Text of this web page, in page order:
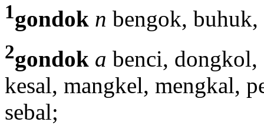
1gondok n bengok,
2gondok a benci,
kesal, mangkel, mengkal,
sebal;